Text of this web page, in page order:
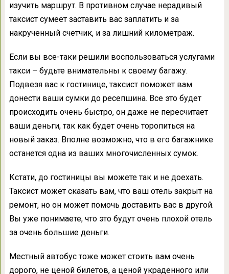
изучить маршрут. В противном случае нерадивый
таксист сумеет заставить вас заплатить и за
накрученный счетчик, и за лишний километраж.
Если вы все-таки решили воспользоваться услугами
такси – будьте внимательны к своему багажу.
Подвезя вас к гостинице, таксист поможет вам
донести ваши сумки до ресепшина. Все это будет
происходить очень быстро, он даже не пересчитает
ваши деньги, так как будет очень торопиться на
новый заказ. Вполне возможно, что в его багажнике
останется одна из ваших многочисленных сумок.
Кстати, до гостиницы вы можете так и не доехать.
Таксист может сказать вам, что ваш отель закрыт на
ремонт, но он может помочь доставить вас в другой.
Вы уже понимаете, что это будут очень плохой отель
за очень большие деньги.
Местный автобус тоже может стоить вам очень
дорого, не ценой билетов, а ценой украденного или